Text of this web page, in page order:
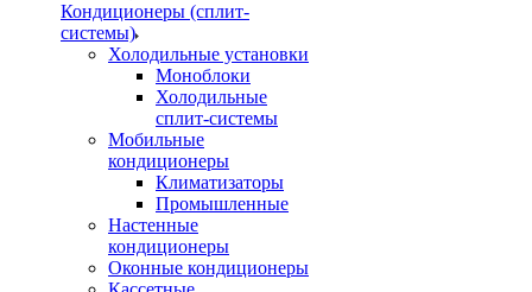
Кондиционеры (сплит-
системы)
Холодильные установки
Моноблоки
Холодильные
сплит-системы
Мобильные
кондиционеры
Климатизаторы
Промышленные
Настенные
кондиционеры
Оконные кондиционеры